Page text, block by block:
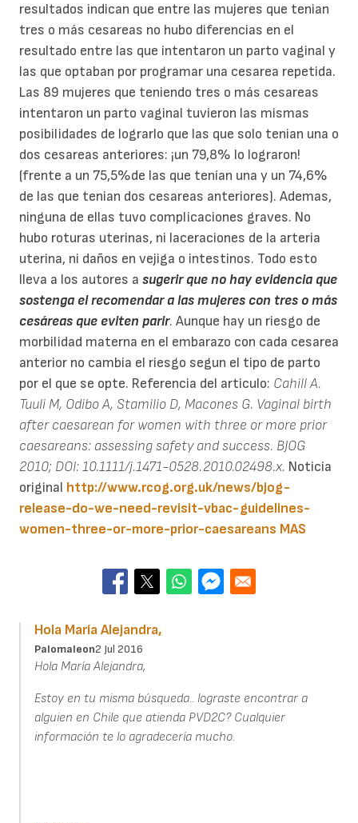
resultados indican que entre las mujeres que tenian
tres o más cesareas no hubo diferencias en el
resultado entre las que intentaron un parto vaginal y
las que optaban por programar una cesarea repetida.
Las 89 mujeres que teniendo tres o más cesareas
intentaron un parto vaginal tuvieron las mismas
posibilidades de lograrlo que las que solo tenian una o
dos cesareas anteriores: ¡un 79,8% lo lograron!
(frente a un 75,5%de las que tenían una y un 74,6%
de las que tenian dos cesareas anteriores). Ademas,
ninguna de ellas tuvo complicaciones graves. No
hubo roturas uterinas, ni laceraciones de la arteria
uterina, ni daños en vejiga o intestinos. Todo esto
lleva a los autores a sugerir que no hay evidencia que
sostenga el recomendar a las mujeres con tres o más
cesáreas que eviten parir. Aunque hay un riesgo de
morbilidad materna en el embarazo con cada cesarea
anterior no cambia el riesgo segun el tipo de parto
por el que se opte. Referencia del articulo: Cahill A.
Tuuli M, Odibo A, Stamilio D, Macones G. Vaginal birth
after caesarean for women with three or more prior
caesareans: assessing safety and success. BJOG
2010; DOI: 10.1111/j.1471-0528.2010.02498.x. Noticia
original http://www.rcog.org.uk/news/bjog-
release-do-we-need-revisit-vbac-guidelines-
women-three-or-more-prior-caesareans MAS
Hola María Alejandra,
Palomaleon2 Jul 2016
Hola María Alejandra,
Estoy en tu misma búsqueda.. lograste encontrar a
alguien en Chile que atienda PVD2C? Cualquier
información te lo agradecería mucho.